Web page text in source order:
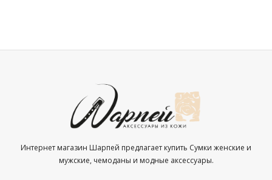
Интернет магазин Шарпей предлагает купить Сумки женские и
мужские, чемоданы и модные аксессуары.